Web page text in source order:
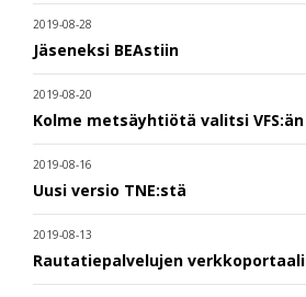
2019-08-28
Jäseneksi BEAstiin
2019-08-20
Kolme metsäyhtiötä valitsi VFS:än
2019-08-16
Uusi versio TNE:stä
2019-08-13
Rautatiepalvelujen verkkoportaali